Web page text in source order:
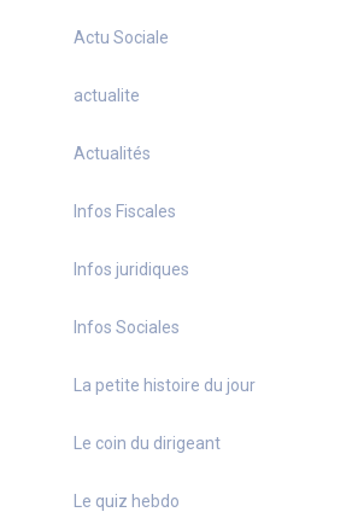
Actu Sociale
actualite
Actualités
Infos Fiscales
Infos juridiques
Infos Sociales
La petite histoire du jour
Le coin du dirigeant
Le quiz hebdo